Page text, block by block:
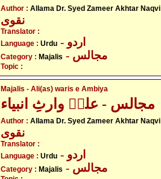
Author : Allama Dr. Syed Zameer Akhtar Naqvi
نقوی
Translator :
Language : Urdu - اردو
Category : Majalis - مجالس
Topic :
Majalis - Ali(as) waris e Ambiya
مجالس - علیؑ وارثِ انبیاء
Author : Allama Dr. Syed Zameer Akhtar Naqvi
نقوی
Translator :
Language : Urdu - اردو
Category : Majalis - مجالس